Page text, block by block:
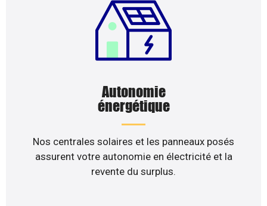
Autonomie
énergétique
Nos centrales solaires et les panneaux posés
assurent votre autonomie en électricité et la
revente du surplus.